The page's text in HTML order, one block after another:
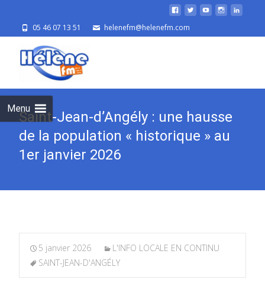
05 46 07 13 51 helenefm@helenefm.com
Menu
Saint-Jean-d’Angély : une hausse
de la population « historique » au
1er janvier 2026
5 janvier 2026
L'INFO LOCALE EN CONTINU
SAINT-JEAN-D'ANGÉLY